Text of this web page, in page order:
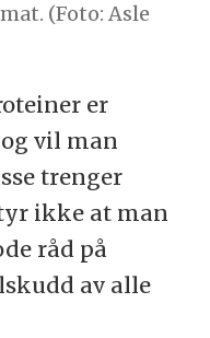
(Foto: Asle
er
vil man
trenger
ikke at man
råd på
av alle